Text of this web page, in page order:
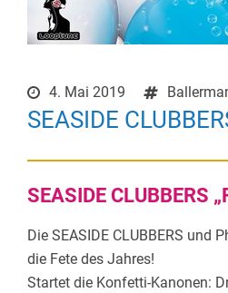
4. Mai 2019
SEASIDE
SEASIDE CLUBBERS
Die SEASIDE CLUBBERS und
die Fete des Jahres!
Startet die Konfetti-Kanonen: